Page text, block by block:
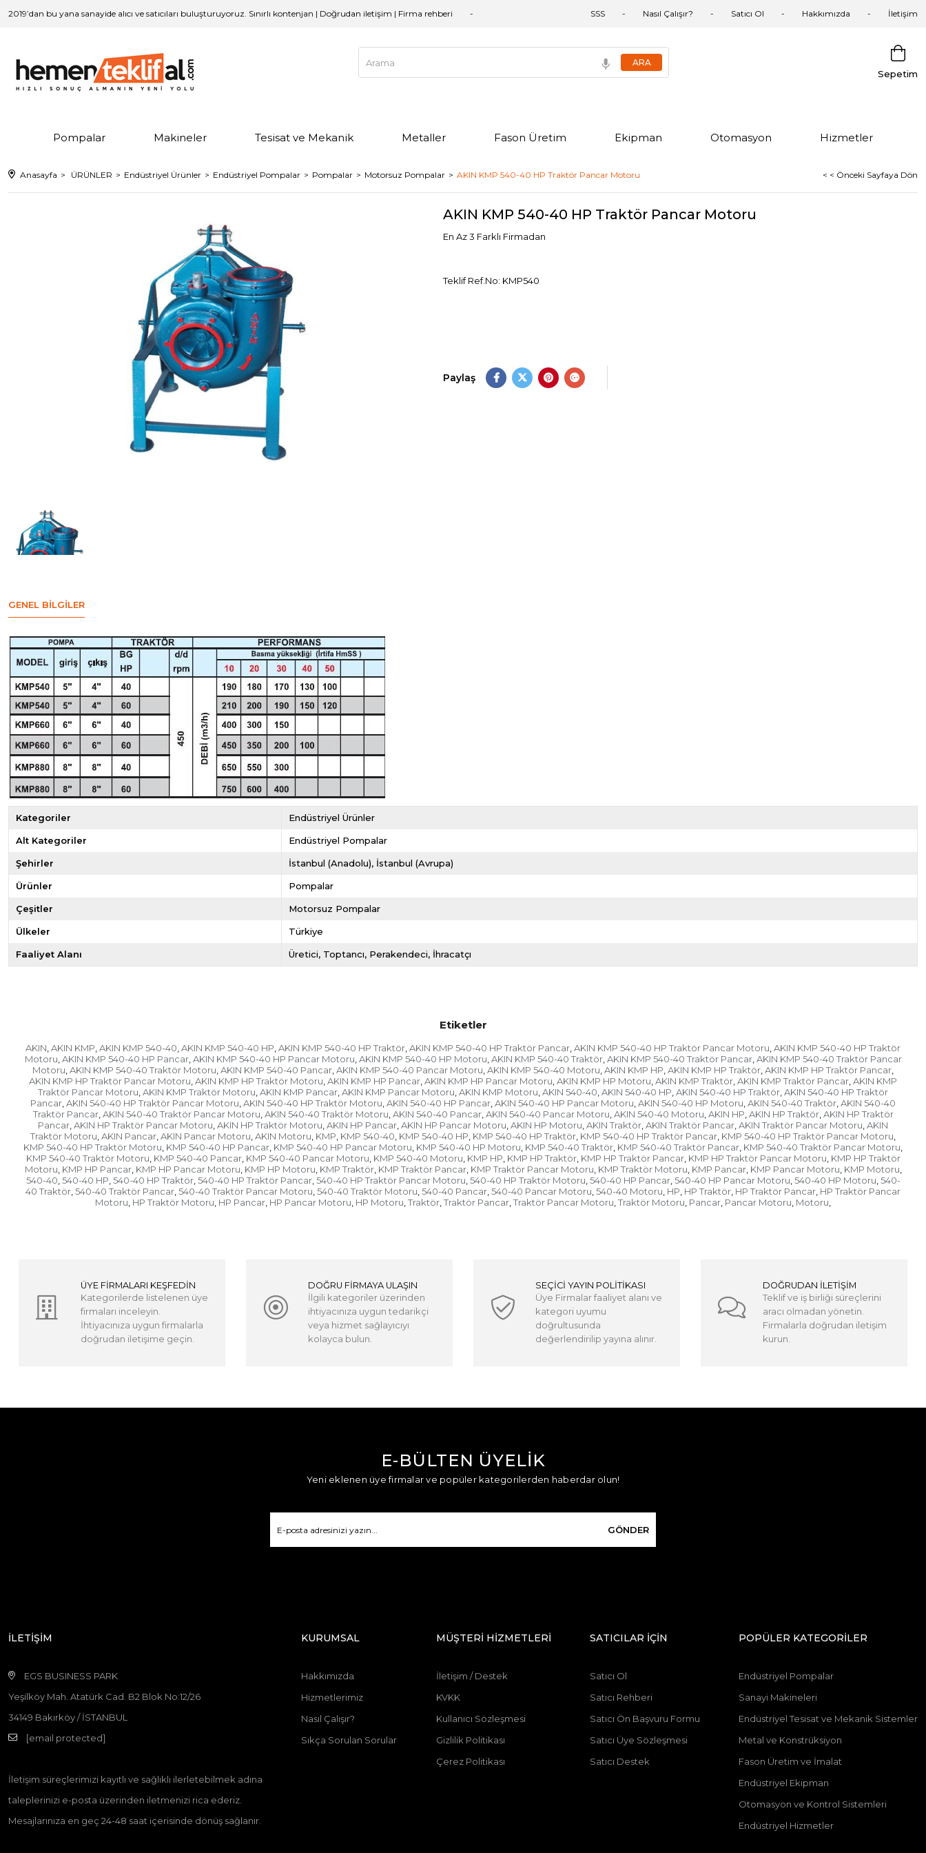
2019’dan bu yana sanayide alıcı ve satıcıları buluşturuyoruz. Sınırlı kontenjan | Doğrudan iletişim | Firma rehberi SSS Nasıl Çalışır? Satıcı Ol Hakkımızda İletişim
Sepetim
Pompalar Makineler Tesisat ve Mekanik Metaller Fason Üretim Ekipman Otomasyon Hizmetler
Anasayfa ÜRÜNLER Endüstriyel Ürünler Endüstriyel Pompalar Pompalar Motorsuz Pompalar AKIN KMP 540-40 HP Traktör Pancar Motoru < < Önceki Sayfaya Dön
AKIN KMP 540-40 HP Traktör Pancar Motoru
En Az 3 Farklı Firmadan
Teklif Ref.No: KMP540
Paylaş
GENEL BILGILER
Kategoriler Endüstriyel Ürünler
Alt Kategoriler Endüstriyel Pompalar
Şehirler İstanbul (Anadolu) İstanbul (Avrupa)
Ürünler Pompalar
Çeşitler Motorsuz Pompalar
Ülkeler Türkiye
Faaliyet Alanı Üretici Toptancı Perakendeci İhracatçı
Etiketler
AKIN, AKIN KMP, AKIN KMP 540-40, AKIN KMP 540-40 HP, AKIN KMP 540-40 HP Traktör, AKIN KMP 540-40 HP Traktör Pancar, AKIN KMP 540-40 HP Traktör Pancar Motoru, AKIN KMP 540-40 HP Traktör
Motoru, AKIN KMP 540-40 HP Pancar, AKIN KMP 540-40 HP Pancar Motoru, AKIN KMP 540-40 HP Motoru, AKIN KMP 540-40 Traktör, AKIN KMP 540-40 Traktör Pancar, AKIN KMP 540-40 Traktör Pancar
Motoru, AKIN KMP 540-40 Traktör Motoru, AKIN KMP 540-40 Pancar, AKIN KMP 540-40 Pancar Motoru, AKIN KMP 540-40 Motoru, AKIN KMP HP, AKIN KMP HP Traktör, AKIN KMP HP Traktör Pancar,
AKIN KMP HP Traktör Pancar Motoru, AKIN KMP HP Traktör Motoru, AKIN KMP HP Pancar, AKIN KMP HP Pancar Motoru, AKIN KMP HP Motoru, AKIN KMP Traktör, AKIN KMP Traktör Pancar, AKIN KMP
Traktör Pancar Motoru, AKIN KMP Traktör Motoru, AKIN KMP Pancar, AKIN KMP Pancar Motoru, AKIN KMP Motoru, AKIN 540-40, AKIN 540-40 HP, AKIN 540-40 HP Traktör, AKIN 540-40 HP Traktör
Pancar, AKIN 540-40 HP Traktör Pancar Motoru, AKIN 540-40 HP Traktör Motoru, AKIN 540-40 HP Pancar, AKIN 540-40 HP Pancar Motoru, AKIN 540-40 HP Motoru, AKIN 540-40 Traktör, AKIN 540-40
Traktör Pancar, AKIN 540-40 Traktör Pancar Motoru, AKIN 540-40 Traktör Motoru, AKIN 540-40 Pancar, AKIN 540-40 Pancar Motoru, AKIN 540-40 Motoru, AKIN HP, AKIN HP Traktör, AKIN HP Traktör
Pancar, AKIN HP Traktör Pancar Motoru, AKIN HP Traktör Motoru, AKIN HP Pancar, AKIN HP Pancar Motoru, AKIN HP Motoru, AKIN Traktör, AKIN Traktör Pancar, AKIN Traktör Pancar Motoru, AKIN
Traktör Motoru, AKIN Pancar, AKIN Pancar Motoru, AKIN Motoru, KMP, KMP 540-40, KMP 540-40 HP, KMP 540-40 HP Traktör, KMP 540-40 HP Traktör Pancar, KMP 540-40 HP Traktör Pancar Motoru,
KMP 540-40 HP Traktör Motoru, KMP 540-40 HP Pancar, KMP 540-40 HP Pancar Motoru, KMP 540-40 HP Motoru, KMP 540-40 Traktör, KMP 540-40 Traktör Pancar, KMP 540-40 Traktör Pancar Motoru,
KMP 540-40 Traktör Motoru, KMP 540-40 Pancar, KMP 540-40 Pancar Motoru, KMP 540-40 Motoru, KMP HP, KMP HP Traktör, KMP HP Traktör Pancar, KMP HP Traktör Pancar Motoru, KMP HP Traktör
Motoru, KMP HP Pancar, KMP HP Pancar Motoru, KMP HP Motoru, KMP Traktör, KMP Traktör Pancar, KMP Traktör Pancar Motoru, KMP Traktör Motoru, KMP Pancar, KMP Pancar Motoru, KMP Motoru,
540-40, 540-40 HP, 540-40 HP Traktör, 540-40 HP Traktör Pancar, 540-40 HP Traktör Pancar Motoru, 540-40 HP Traktör Motoru, 540-40 HP Pancar, 540-40 HP Pancar Motoru, 540-40 HP Motoru, 540-
40 Traktör, 540-40 Traktör Pancar, 540-40 Traktör Pancar Motoru, 540-40 Traktör Motoru, 540-40 Pancar, 540-40 Pancar Motoru, 540-40 Motoru, HP, HP Traktör, HP Traktör Pancar, HP Traktör Pancar
Motoru, HP Traktör Motoru, HP Pancar, HP Pancar Motoru, HP Motoru, Traktör, Traktör Pancar, Traktör Pancar Motoru, Traktör Motoru, Pancar, Pancar Motoru, Motoru,
ÜYE FİRMALARI KEŞFEDİN
Kategorilerde listelenen üye
firmaları inceleyin.
İhtiyacınıza uygun firmalarla
doğrudan iletişime geçin.
DOĞRU FİRMAYA ULAŞIN
İlgili kategoriler üzerinden
ihtiyacınıza uygun tedarikçi
veya hizmet sağlayıcıyı
kolayca bulun.
SEÇİCİ YAYIN POLİTİKASI
Üye Firmalar faaliyet alanı ve
kategori uyumu
doğrultusunda
değerlendirilip yayına alınır.
DOĞRUDAN İLETİŞİM
Teklif ve iş birliği süreçlerini
aracı olmadan yönetin.
Firmalarla doğrudan iletişim
kurun.
E-BÜLTEN ÜYELİK
Yeni eklenen üye firmalar ve popüler kategorilerden haberdar olun!
GÖNDER
İLETİŞİM
EGS BUSINESS PARK
Yeşilköy Mah. Atatürk Cad. B2 Blok No:12/26
34149 Bakırköy / İSTANBUL
[email protected]
İletişim süreçlerimizi kayıtlı ve sağlıklı ilerletebilmek adına
taleplerinizi e-posta üzerinden iletmenizi rica ederiz.
Mesajlarınıza en geç 24-48 saat içerisinde dönüş sağlanır.
KURUMSAL
Hakkımızda
Hizmetlerimiz
Nasıl Çalışır?
Sıkça Sorulan Sorular
MÜŞTERİ HİZMETLERİ
İletişim / Destek
KVKK
Kullanıcı Sözleşmesi
Gizlilik Politikası
Çerez Politikası
SATICILAR İÇİN
Satıcı Ol
Satıcı Rehberi
Satıcı Ön Başvuru Formu
Satıcı Üye Sözleşmesi
Satıcı Destek
POPÜLER KATEGORİLER
Endüstriyel Pompalar
Sanayi Makineleri
Endüstriyel Tesisat ve Mekanik Sistemler
Metal ve Konstrüksiyon
Fason Üretim ve İmalat
Endüstriyel Ekipman
Otomasyon ve Kontrol Sistemleri
Endüstriyel Hizmetler